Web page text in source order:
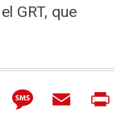
GRT, que
WhatsAppMessageEmail